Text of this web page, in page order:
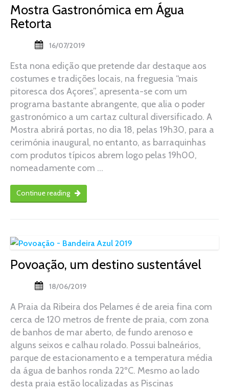
Mostra Gastronómica em Água
Retorta
16/07/2019
Esta nona edição que pretende dar destaque aos
costumes e tradições locais, na freguesia “mais
pitoresca dos Açores”, apresenta-se com um
programa bastante abrangente, que alia o poder
gastronómico a um cartaz cultural diversificado. A
Mostra abrirá portas, no dia 18, pelas 19h30, para a
cerimónia inaugural, no entanto, as barraquinhas
com produtos típicos abrem logo pelas 19h00,
nomeadamente com …
Continue reading
Povoação, um destino sustentável
18/06/2019
A Praia da Ribeira dos Pelames é de areia fina com
cerca de 120 metros de frente de praia, com zona
de banhos de mar aberto, de fundo arenoso e
alguns seixos e calhau rolado. Possui balneários,
parque de estacionamento e a temperatura média
da água de banhos ronda 22ºC. Mesmo ao lado
desta praia estão localizadas as Piscinas